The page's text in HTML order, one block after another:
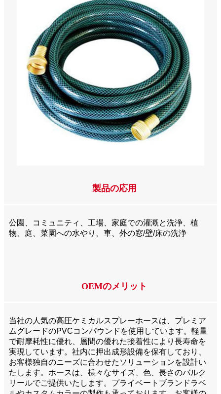
製品の応用
公園、コミュニティ、工場、家庭での灌漑と洗浄、植
物、庭、菜園への水やり、車、外の窓/壁/床の洗浄
OEMのメリット
当社の人気の高圧ケミカルスプレーホースは、プレミア
ムグレードのPVCコンパウンドを使用しています。軽量
で耐摩耗性に優れ、層間の優れた接着性により長寿命を
実現しています。社内に押出成形設備を保有しており、
お客様独自のニーズに合わせたソリューションを設計い
たします。ホースは、様々なサイズ、色、長さのバルク
リールでご提供いたします。プライベートブランドラベ